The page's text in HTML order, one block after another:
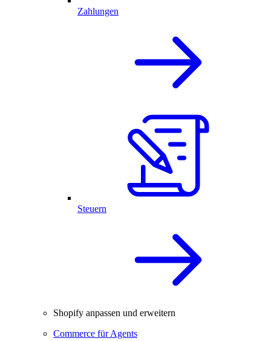
Zahlungen
Steuern
Shopify anpassen und erweitern
Commerce für Agents